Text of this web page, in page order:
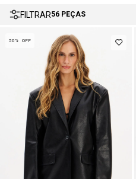
FILTRAR56 PEÇAS
50% OFF